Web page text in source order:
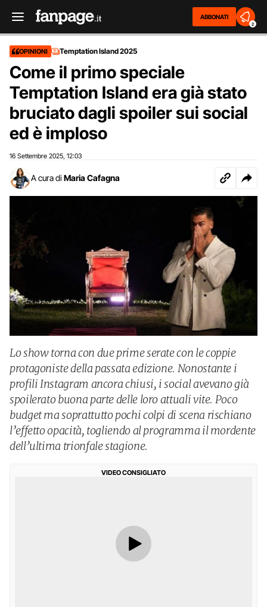
ABBONATI
2
OPINIONI Temptation Island 2025
Come il primo speciale
Temptation Island era già stato
bruciato dagli spoiler sui social
ed è imploso
16 Settembre 2025 12:03
A cura di Maria Cafagna
Lo show torna con due prime serate con le coppie
protagoniste della passata edizione. Nonostante i
profili Instagram ancora chiusi, i social avevano già
spoilerato buona parte delle loro attuali vite. Poco
budget ma soprattutto pochi colpi di scena rischiano
l’effetto opacità, togliendo al programma il mordente
dell’ultima trionfale stagione.
VIDEO CONSIGLIATO